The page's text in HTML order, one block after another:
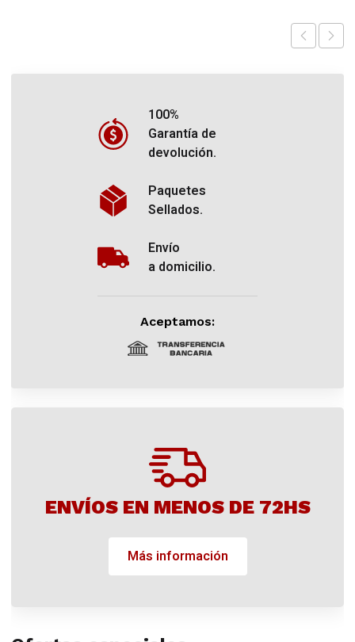
100%
Garantía de
devolución.
Paquetes
Sellados.
Envío
a domicilio.
Aceptamos:
ENVÍOS EN MENOS DE 72HS
Más información